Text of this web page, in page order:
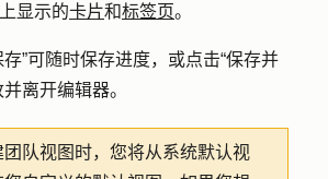
显示的卡片和标签页。
存”可随时保存进度，或点击“保存并
离开编辑器。
团队视图时，您将从系统默认视